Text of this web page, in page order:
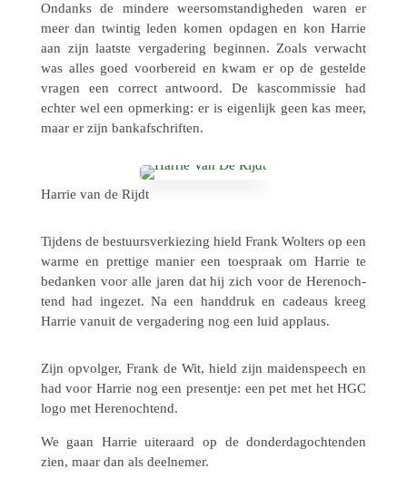
Ondanks de mindere weers­om­stan­dig­he­den waren er
meer dan twintig leden komen opdagen en kon Harrie
aan zijn laatste verga­de­ring begin­nen. Zoals verwacht
was alles goed voor­be­reid en kwam er op de gestelde
vragen een correct antwoord. De kascom­mis­sie had
echter wel een opmer­king: er is eigen­lijk geen kas meer,
maar er zijn bankafschriften.
Harrie van de Rijdt
Tijdens de bestuurs­ver­kie­zing hield Frank Wolters op een
warme en pret­tige manier een toespraak om Harrie te
bedan­ken voor alle jaren dat hij zich voor de Heren­och­
tend had ingezet. Na een hand­druk en cadeaus kreeg
Harrie vanuit de verga­de­ring nog een luid applaus.
Zijn opvol­ger, Frank de Wit, hield zijn maiden­speech en
had voor Harrie nog een presen­tje: een pet met het HGC
logo met Herenochtend.
We gaan Harrie uiter­aard op de donder­dag­och­ten­den
zien, maar dan als deelnemer.